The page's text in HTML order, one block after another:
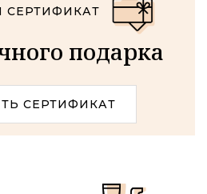
подарка
СЕРТИФИКАТ